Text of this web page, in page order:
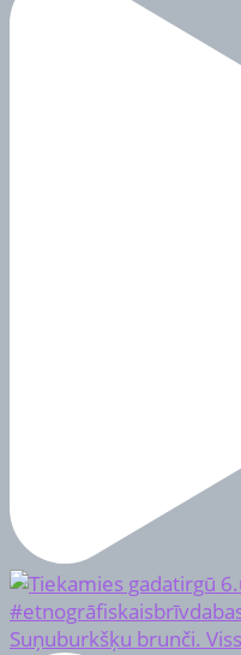
Suņuburkšķu brunči.